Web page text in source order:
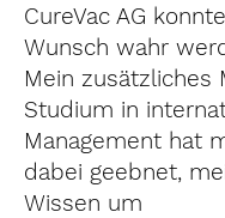
CureVac AG
Wunsch wahr
Mein zusätzliches
Studium in
Management hat
dabei geebnet,
Wissen um